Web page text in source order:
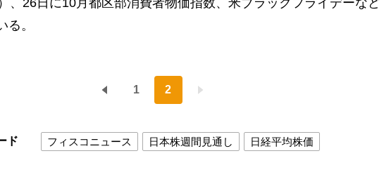
る。
1 2
ド フィスコニュース 日本株週間見通し 日経平均株価